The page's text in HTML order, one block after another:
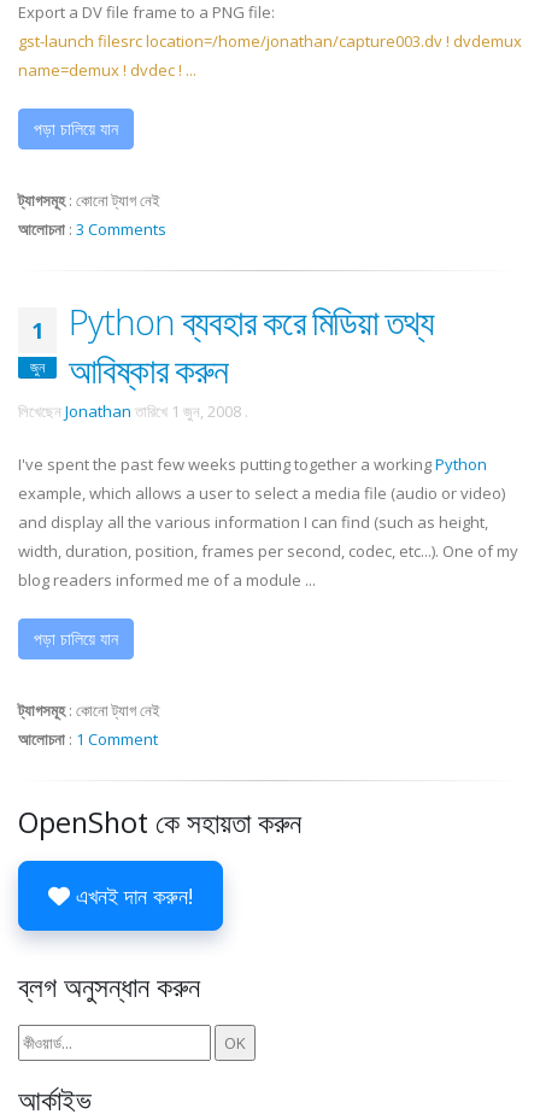
Export a DV file frame to a PNG file:
gst-launch filesrc location=/home/jonathan/capture003.dv ! dvdemux
name=demux ! dvdec ! ...
পড়া চালিয়ে যান
ট্যাগসমূহ: কোনো ট্যাগ নেই
আলোচনা : 3 Comments
1
জুন
Python ব্যবহার করে মিডিয়া তথ্য
আবিষ্কার করুন
লিখেছেন Jonathan তারিখে 1 জুন, 2008 .
I've spent the past few weeks putting together a workingPython
example, which allows a user to select a media file (audio or video)
and display all the various information I can find (such as height,
width, duration, position, frames per second, codec, etc...). One of my
blog readers informed me of a module ...
পড়া চালিয়ে যান
ট্যাগসমূহ: কোনো ট্যাগ নেই
আলোচনা : 1 Comment
OpenShot কে সহায়তা করুন
এখনই দান করুন!
ব্লগ অনুসন্ধান করুন
আর্কাইভ